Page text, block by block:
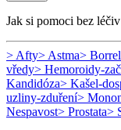
Jak si pomoci bez léčiv
> Afty> Astma>
vředy> Hemoroidy-
Kandidóza> Kašel-
uzliny-zduření>
Nespavost> Prostata>